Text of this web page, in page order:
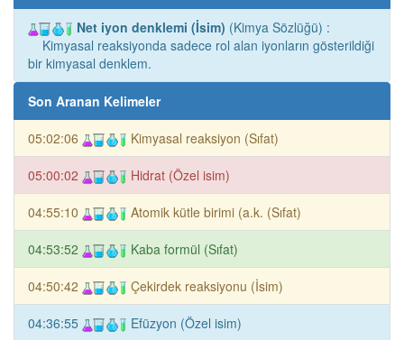
Net iyon denklemi (İsim) (Kimya Sözlüğü) :
Kimyasal reaksiyonda sadece rol alan iyonların gösterildiği
bir kimyasal denklem.
Son Aranan Kelimeler
05:02:06 Kimyasal reaksiyon (Sıfat)
05:00:02 Hidrat (Özel isim)
04:55:10 Atomik kütle birimi (a.k. (Sıfat)
04:53:52 Kaba formül (Sıfat)
04:50:42 Çekirdek reaksiyonu (İsim)
04:36:55 Efüzyon (Özel isim)